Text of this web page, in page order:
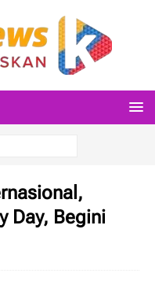
Day, Begini